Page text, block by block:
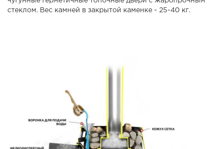
стеклом. Вес камней в закрытой каменке - 25-40 кг.